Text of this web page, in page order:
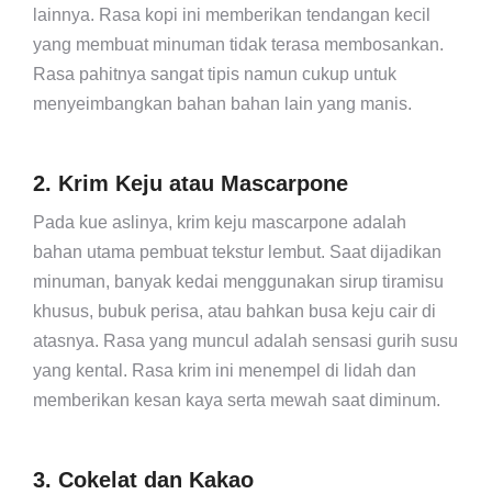
lainnya. Rasa kopi ini memberikan tendangan kecil
yang membuat minuman tidak terasa membosankan.
Rasa pahitnya sangat tipis namun cukup untuk
menyeimbangkan bahan bahan lain yang manis.
2. Krim Keju atau Mascarpone
Pada kue aslinya, krim keju mascarpone adalah
bahan utama pembuat tekstur lembut. Saat dijadikan
minuman, banyak kedai menggunakan sirup tiramisu
khusus, bubuk perisa, atau bahkan busa keju cair di
atasnya. Rasa yang muncul adalah sensasi gurih susu
yang kental. Rasa krim ini menempel di lidah dan
memberikan kesan kaya serta mewah saat diminum.
3. Cokelat dan Kakao